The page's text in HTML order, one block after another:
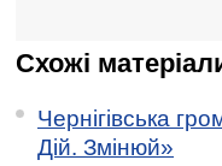
Схожі
Чернігівська
Дій. Змінюй»